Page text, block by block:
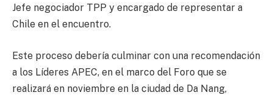
Jefe negociador TPP y encargado de representar a
Chile en el encuentro.
Este proceso debería culminar con una recomendación
a los Líderes APEC, en el marco del Foro que se
realizará en noviembre en la ciudad de Da Nang,